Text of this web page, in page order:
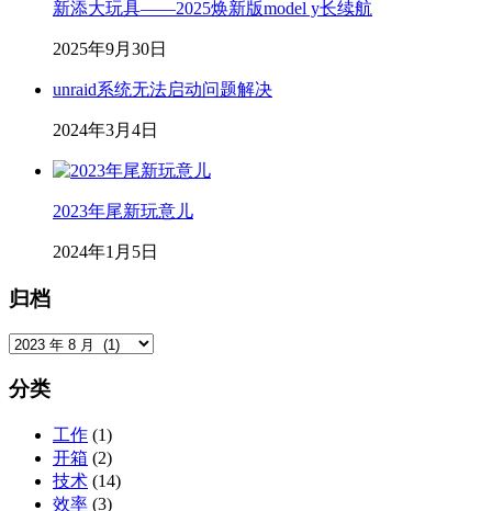
新添大玩具——2025焕新版model y长续航
2025年9月30日
unraid系统无法启动问题解决
2024年3月4日
2023年尾新玩意儿
2024年1月5日
归档
归
分类
工作 (1)
开箱 (2)
技术 (14)
效率 (3)